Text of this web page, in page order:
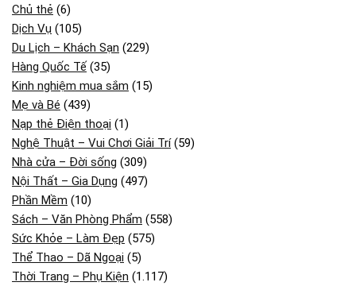
Chủ thẻ (6)
Dịch Vụ (105)
Du Lịch – Khách Sạn (229)
Hàng Quốc Tế (35)
Kinh nghiệm mua sắm (15)
Mẹ và Bé (439)
Nạp thẻ Điện thoại (1)
Nghệ Thuật – Vui Chơi Giải Trí(59)
Nhà cửa – Đời sống (309)
Nội Thất – Gia Dụng (497)
Phần Mềm (10)
Sách – Văn Phòng Phẩm (558)
Sức Khỏe – Làm Đẹp (575)
Thể Thao – Dã Ngoại (5)
Thời Trang – Phụ Kiện (1.117)